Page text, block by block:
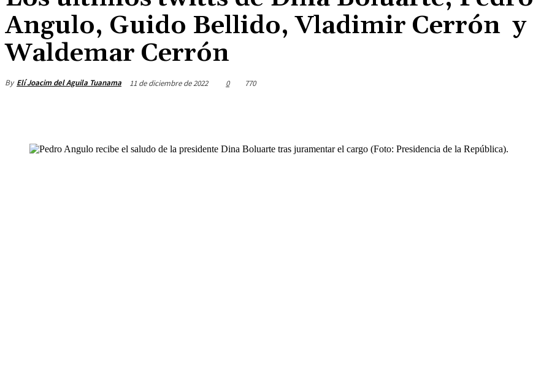
Angulo, Guido Bellido, Vladimir Cerrón y
Waldemar Cerrón
By Elí Joacim del Aguila Tuanama 11 de diciembre de 2022 0 770